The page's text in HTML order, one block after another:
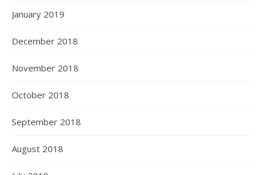
January 2019
December 2018
November 2018
October 2018
September 2018
August 2018